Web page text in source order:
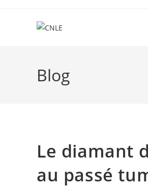
Blog
Le diamant
au passé